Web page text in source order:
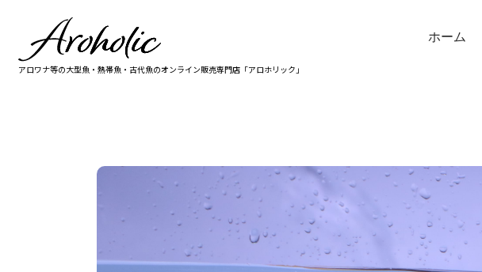
アロワナ等の大型魚・熱帯魚・古代魚のオンライン販売専門店「アロホリック」
ホーム